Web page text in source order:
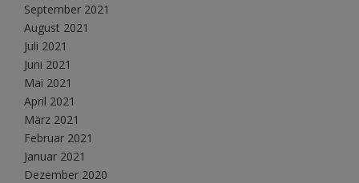
September 2021
August 2021
Juli 2021
Juni 2021
Mai 2021
April 2021
März 2021
Februar 2021
Januar 2021
Dezember 2020